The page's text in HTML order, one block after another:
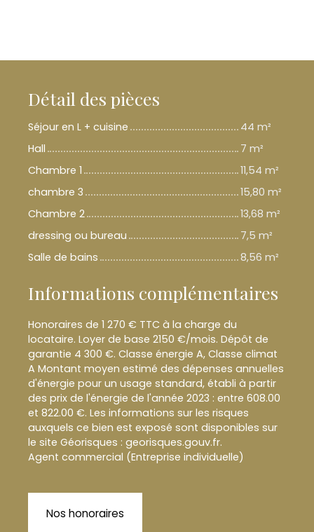
Détail des pièces
Séjour en L + cuisine
44 m²
Hall
7 m²
Chambre 1
11,54 m²
chambre 3
15,80 m²
Chambre 2
13,68 m²
dressing ou bureau
7,5 m²
Salle de bains
8,56 m²
Informations complémentaires
Honoraires de 1 270 € TTC à la charge du
locataire. Loyer de base 2150 €/mois. Dépôt de
garantie 4 300 €. Classe énergie A, Classe climat
A Montant moyen estimé des dépenses annuelles
d'énergie pour un usage standard, établi à partir
des prix de l'énergie de l'année 2023 : entre 608.00
et 822.00 €. Les informations sur les risques
auxquels ce bien est exposé sont disponibles sur
le site Géorisques : georisques.gouv.fr.
Agent commercial (Entreprise individuelle)
Nos honoraires